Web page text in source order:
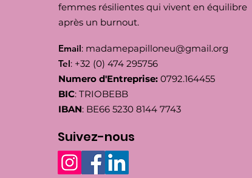
femmes résilientes qui vivent en équilibre
après un burnout.
Email: madamepapilloneu@gmail.org
Tel: +32 (0) 474 295756
Numero d'Entreprise: 0792.164455
BIC: TRIOBEBB
IBAN: BE66 5230 8144 7743
Suivez-nous